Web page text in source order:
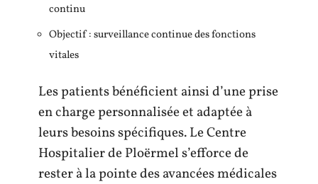
continu
Objectif : surveillance continue des fonctions
vitales
Les patients bénéficient ainsi d’une prise
en charge personnalisée et adaptée à
leurs besoins spécifiques. Le Centre
Hospitalier de Ploërmel s’efforce de
rester à la pointe des avancées médicales